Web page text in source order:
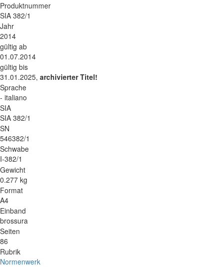
Produktnummer
SIA 382/1
Jahr
2014
gültig ab
01.07.2014
gültig bis
31.01.2025, archivierter Titel!
Sprache
- italiano
SIA
SIA 382/1
SN
546382/1
Schwabe
I-382/1
Gewicht
0.277 kg
Format
A4
Einband
brossura
Seiten
86
Rubrik
Normenwerk